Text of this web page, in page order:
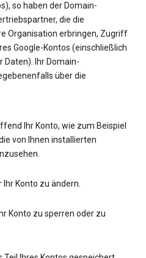
so haben der Domain-
die die
Organisation erbringen, Zugriff
Google-Kontos (einschließlich
Daten). Ihr Domain-
über die
Ihr Konto, wie zum Beispiel
von Ihnen installierten
Konto zu ändern.
Konto zu sperren oder zu